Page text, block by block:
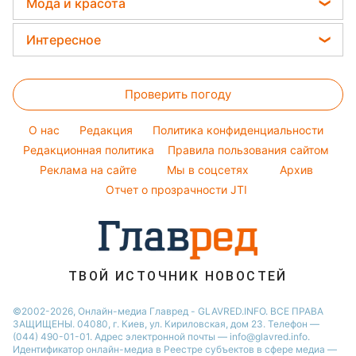
Праздничное меню
Ани Лорак
Кейт Миддлтон
Алла Пугачева
Настя Каменских
Виталий Козловский
Потап
Погода на сегодня
Погода на завтра
Новости Львова
Новости Полтавы
Новости Днепра
Новости Тернополя
Новости Черкассы
Новости Житомира
Новости Одессы
Новости Запорожья
Мода и красота
Женские стрижки
Окрашивание волос
Красивый маникюр
Модные ошибки
Новости моды
Советы от Андре Тана
Интересное
Тесты по картинке
Оптические иллюзии
Народные приметы
Все о шоу-бизнесе
Проверить погоду
O нас Редакция
Политика конфиденциальности
Редакционная политика
Правила пользования сайтом
Реклама на сайте
Мы в соцсетях
Архив
Отчет о прозрачности JTI
ТВОЙ ИСТОЧНИК НОВОСТЕЙ
©2002-2026, Онлайн-медиа Главред - GLAVRED.INFO. ВСЕ ПРАВА
ЗАЩИЩЕНЫ. 04080, г. Киев, ул. Кириловская, дом 23. Телефон —
(044) 490-01-01. Адрес электронной почты — info@glavred.info.
Идентификатор онлайн-медиа в Реестре cубъектов в сфере медиа —